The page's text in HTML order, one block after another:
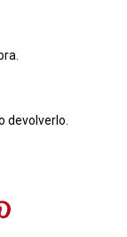
devolverlo.